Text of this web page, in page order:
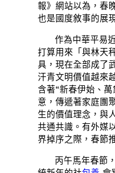
報》網站以為，春
也是國度敘事的展
作為中華平易
打算用來「與林天
具，現在全部成了
汗青文明價值越來
含著“新春伊始、
意，傳遞著家庭團
生的價值理念，與
共通共識。有外媒
界掉序之際，春節
丙午馬年春節